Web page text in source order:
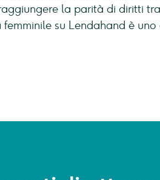
la parità di diritti
su Lendahand è uno